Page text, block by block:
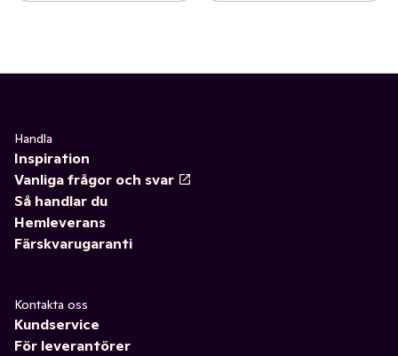
Handla
Inspiration
Vanliga frågor och svar
Så handlar du
Hemleverans
Färskvarugaranti
Kontakta oss
Kundservice
För leverantörer